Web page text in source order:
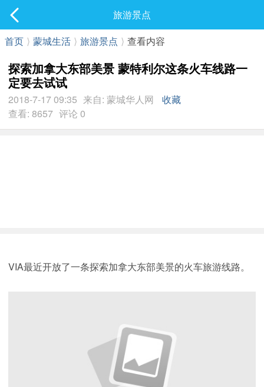
最新发表
旅游景点
首页 ⟩ 蒙城生活 ⟩ 旅游景点 ⟩ 查看内容
探索加拿大东部美景 蒙特利尔这条火车线路一
定要去试试
2018-7-17 09:35 来自: 蒙城华人网
收藏
查看: 8657 评论 0
VIA最近开放了一条探索加拿大东部美景的火车旅游线路。